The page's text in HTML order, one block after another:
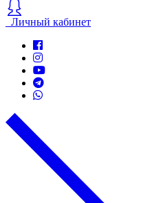
Личный кабинет